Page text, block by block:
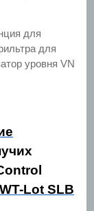
для
для
уровня VN
Lot SLB